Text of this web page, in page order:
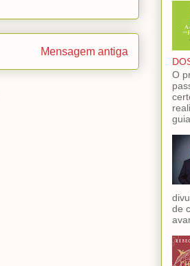
Mensagem antiga
O
de